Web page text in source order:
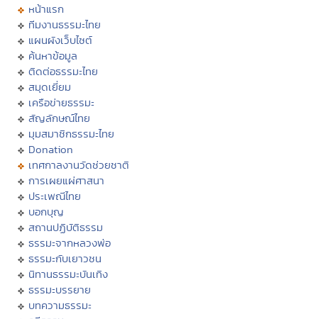
หน้าแรก
ทีมงานธรรมะไทย
แผนผังเว็บไซต์
ค้นหาข้อมูล
ติดต่อธรรมะไทย
สมุดเยี่ยม
เครือข่ายธรรมะ
สัญลักษณ์ไทย
มุมสมาชิกธรรมะไทย
Donation
เทศกาลงานวัดช่วยชาติ
การเผยแผ่ศาสนา
ประเพณีไทย
บอกบุญ
สถานปฏิบัติธรรม
ธรรมะจากหลวงพ่อ
ธรรมะกับเยาวชน
นิทานธรรมะบันเทิง
ธรรมะบรรยาย
บทความธรรมะ